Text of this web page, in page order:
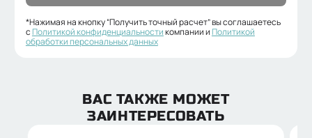
*Нажимая на кнопку “Получить точный расчет” вы соглашаетесь
сПолитикой конфиденциальностикомпании иПолитикой
обработки персональных данных
ВАС ТАКЖЕ МОЖЕТ
ЗАИНТЕРЕСОВАТЬ